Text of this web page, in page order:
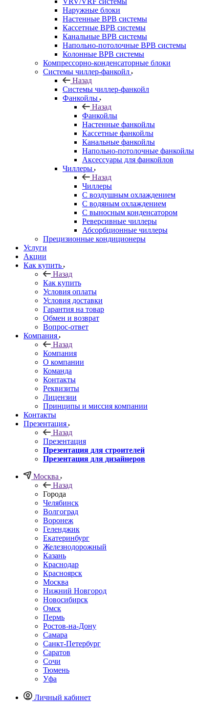
Наружные блоки
Настенные ВРВ системы
Кассетные ВРВ системы
Канальные ВРВ системы
Напольно-потолочные ВРВ системы
Колонные ВРВ системы
Компрессорно-конденсаторные блоки
Системы чиллер-фанкойл
Назад
Системы чиллер-фанкойл
Фанкойлы
Назад
Фанкойлы
Настенные фанкойлы
Кассетные фанкойлы
Канальные фанкойлы
Напольно-потолочные фанкойлы
Аксессуары для фанкойлов
Чиллеры
Назад
Чиллеры
С воздушным охлаждением
С водяным охлаждением
С выносным конденсатором
Реверсивные чиллеры
Абсорбционные чиллеры
Прецизионные кондиционеры
Услуги
Акции
Как купить
Назад
Как купить
Условия оплаты
Условия доставки
Гарантия на товар
Обмен и возврат
Вопрос-ответ
Компания
Назад
Компания
О компании
Команда
Контакты
Реквизиты
Лицензии
Принципы и миссия компании
Контакты
Презентация
Назад
Презентация
Презентация для строителей
Презентация для дизайнеров
Москва
Назад
Города
Челябинск
Волгоград
Воронеж
Геленджик
Екатеринбург
Железнодорожный
Казань
Краснодар
Красноярск
Москва
Нижний Новгород
Новосибирск
Омск
Пермь
Ростов-на-Дону
Самара
Санкт-Петербург
Саратов
Сочи
Тюмень
Уфа
Личный кабинет